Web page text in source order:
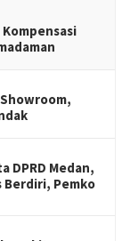
DPRD Medan,
Berdiri, Pemko